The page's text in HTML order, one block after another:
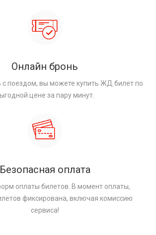
Онлайн бронь
поездом, вы можете купить ЖД билет по
цене за пару минут.
Безопасная оплата
оплаты билетов. В момент оплаты,
фиксирована, включая комиссию
сервиса!